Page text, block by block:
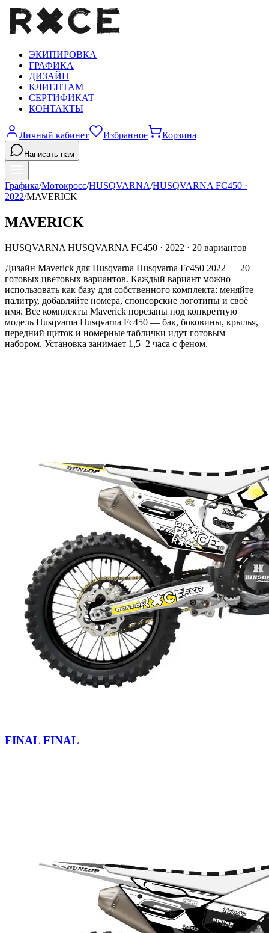
ЭКИПИРОВКА
ГРАФИКА
ДИЗАЙН
КЛИЕНТАМ
СЕРТИФИКАТ
КОНТАКТЫ
Личный кабинет Избранное Корзина
Написать нам
Графика/Мотокросс/HUSQVARNA/HUSQVARNA FC450 ·
2022/MAVERICK
MAVERICK
HUSQVARNA HUSQVARNA FC450 · 2022 · 20 вариантов
Дизайн Maverick для Husqvarna Husqvarna Fc450 2022 — 20
готовых цветовых вариантов. Каждый вариант можно
использовать как базу для собственного комплекта: меняйте
палитру, добавляйте номера, спонсорские логотипы и своё
имя. Все комплекты Maverick порезаны под конкретную
модель Husqvarna Husqvarna Fc450 — бак, боковины, крылья,
передний щиток и номерные таблички идут готовым
набором. Установка занимает 1,5–2 часа с феном.
FINAL FINAL